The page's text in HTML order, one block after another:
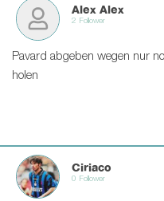
Alex Alex
2 Follower
Pavard abgeben wegen nur
holen
Ciriaco
0 Follower